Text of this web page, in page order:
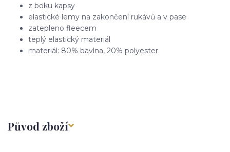
z boku kapsy
elastické lemy na zakončení rukávů a v pase
zatepleno fleecem
teplý elastický materiál
materiál: 80% bavlna, 20% polyester
Původ zboží